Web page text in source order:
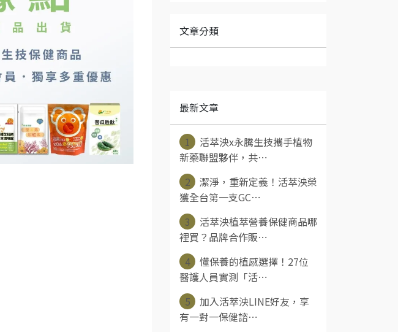
文章分類
最新文章
1
活萃泱x永騰生技攜手植物
新藥聯盟夥伴，共⋯
2
潔淨，重新定義！活萃泱榮
獲全台第一支GC⋯
3
活萃泱植萃營養保健商品哪
裡買？品牌合作販⋯
4
懂保養的植感選擇！27位
醫護人員實測「活⋯
5
加入活萃泱LINE好友，享
有一對一保健諮⋯